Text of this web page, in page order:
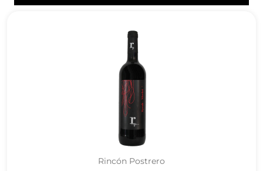
Rincón Postrero